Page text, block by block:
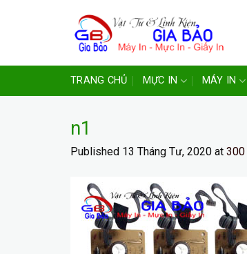
TRANG CHỦ MỰC IN MÁY IN
n1
Published 13 Tháng Tư, 2020 at